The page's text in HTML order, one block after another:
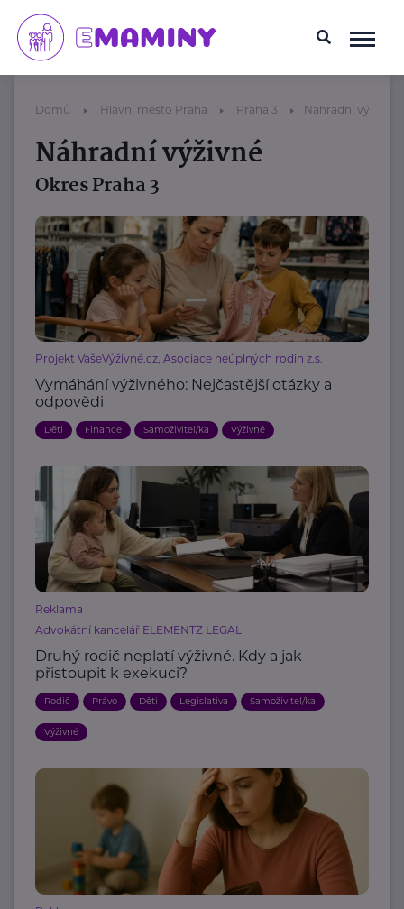
Domů Hlavní město Praha Praha 3 Náhradní výživné
Náhradní výživné
Okres Praha 3
Projekt VašeVýživné.cz, Asociace neúplných rodin z.s.
Vymáhání výživného: Nejčastější otázky a
odpovědi
Děti Finance Samoživitel/ka Výživné
Reklama
Advokátní kancelář ELEMENTZ LEGAL
Druhý rodič neplatí výživné. Kdy a jak
přistoupit k exekuci?
Rodič Právo Děti Legislativa Samoživitel/ka
Výživné